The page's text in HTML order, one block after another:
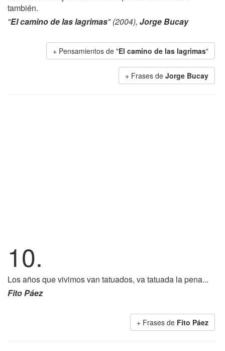
también.
"El camino de las lagrimas" (2004), Jorge Bucay
+ Pensamientos de "El camino de las lagrimas"
+ Frases de Jorge Bucay
10.
Los años que vivimos van tatuados, va tatuada la pena...
Fito Páez
+ Frases de Fito Páez